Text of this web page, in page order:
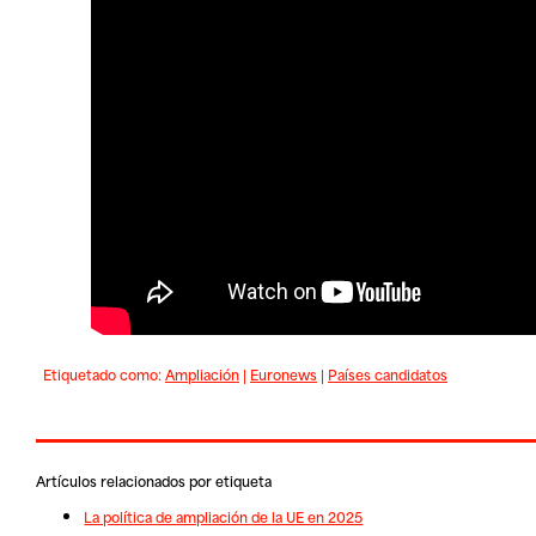
Etiquetado como:Ampliación| Euronews| Países candidatos
Artículos relacionados por etiqueta
La política de ampliación de la UE en 2025